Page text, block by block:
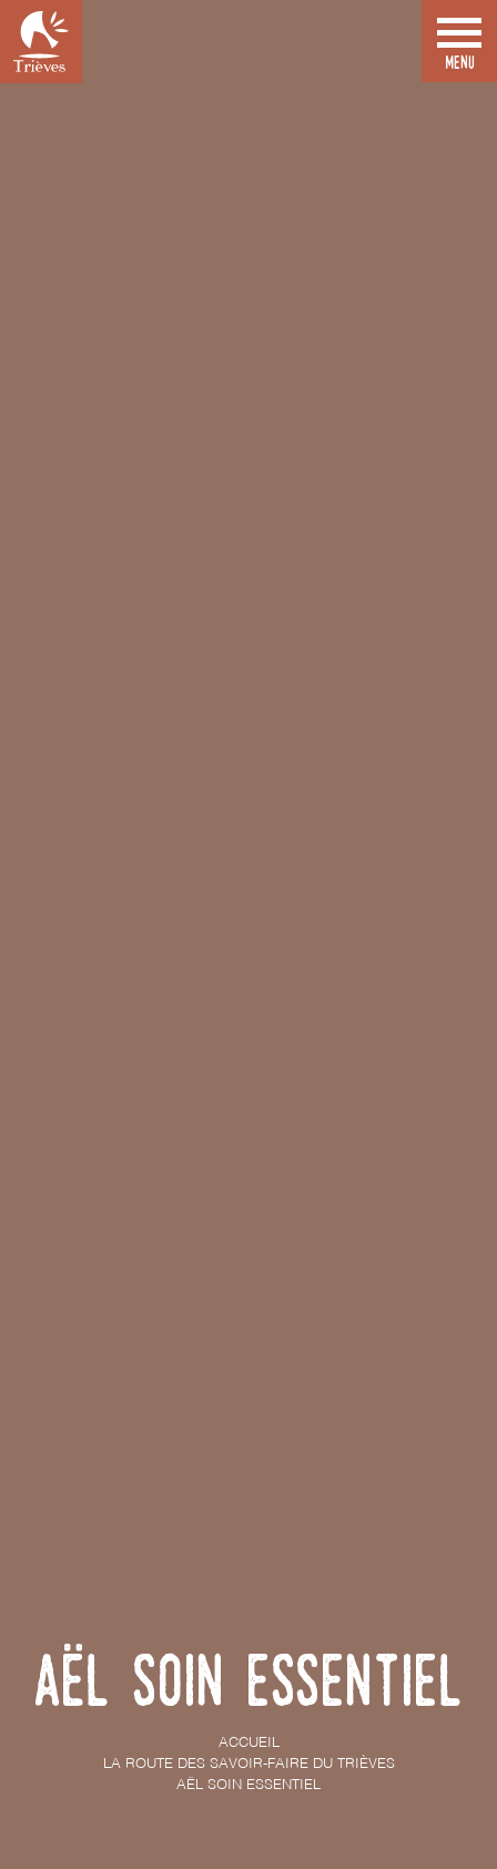
Aël Soin Essentiel
ACCUEIL
LA ROUTE DES SAVOIR-FAIRE DU TRIÈVES
AËL SOIN ESSENTIEL